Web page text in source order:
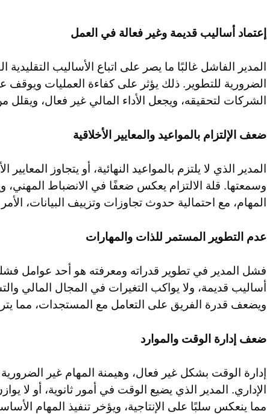
إعتماد أساليب قديمة وغير فعالة في العمل
المدير الفاشل غالبًا ما يصر على اتباع الأساليب
الضرورية للتطوير. ذلك يؤثر على كفاءة العمليات
الشركات لتحقيقه، ويجعل الأداء المالي غير فعال، ويقلل
ضعف الإلتزام بالمواعيد والمعايير الأخلاقية
المدير الذي لا يلتزم بالمواعيد النهائية، أو يتجاوز
وسمعتها. قلة الالتزام يعكس ضعفًا في الانضباط المهني،
المهام، مع احتمالية حدوث تجاوزات وتزييف البيانات،
عدم التطوير المستمر للذات والمهارات
فشل المدير في تطوير قدراته ومعرفته هو أحد عوامل
أساليب قديمة، ولا يواكب التغيرات في المجال المالي
ويضعف قدرة الفريق على التعامل مع المستجدات، مما
ضعف إدارة الوقت والموارد
إدارة الوقت بشكل غير فعال، وهيمنة المهام غير
الإداري. المدير الذي يضيع الوقت في أمور ثانوية، أو لا
مما ينعكس سلبًا على الإنتاجية، ويؤخر تنفيذ المهام